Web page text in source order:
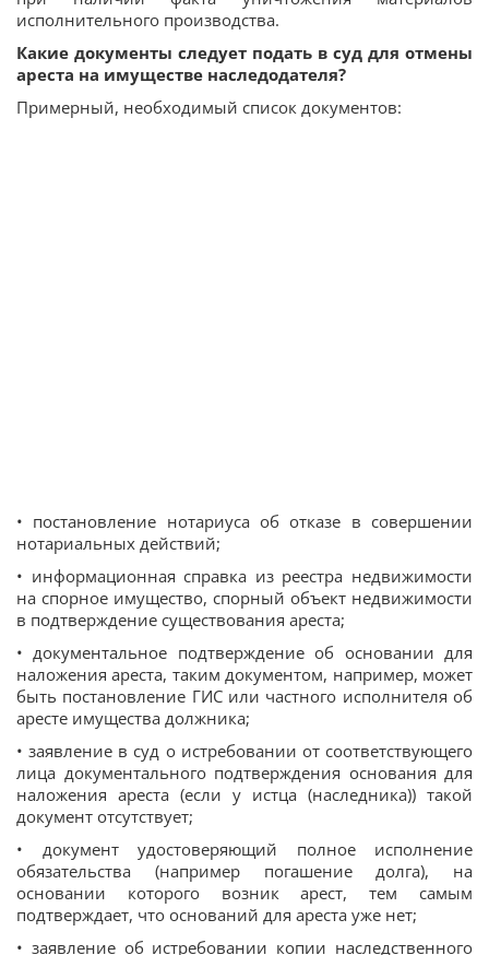
исполнительного производства.
Какие документы следует подать в суд для отмены
ареста на имуществе наследодателя?
Примерный, необходимый список документов:
• постановление нотариуса об отказе в совершении
нотариальных действий;
• информационная справка из реестра недвижимости
на спорное имущество, спорный объект недвижимости
в подтверждение существования ареста;
• документальное подтверждение об основании для
наложения ареста, таким документом, например, может
быть постановление ГИС или частного исполнителя об
аресте имущества должника;
• заявление в суд о истребовании от соответствующего
лица документального подтверждения основания для
наложения ареста (если у истца (наследника)) такой
документ отсутствует;
• документ удостоверяющий полное исполнение
обязательства (например погашение долга), на
основании которого возник арест, тем самым
подтверждает, что оснований для ареста уже нет;
• заявление об истребовании копии наследственного